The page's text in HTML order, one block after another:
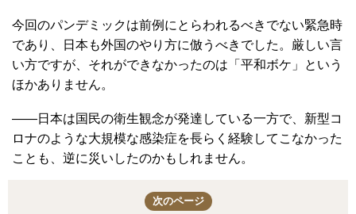
今回のパンデミックは前例にとらわれるべきでない緊急時
であり、日本も外国のやり方に倣うべきでした。厳しい言
い方ですが、それができなかったのは「平和ボケ」という
ほかありません。
――日本は国民の衛生観念が発達している一方で、新型コ
ロナのような大規模な感染症を長らく経験してこなかった
ことも、逆に災いしたのかもしれません。
次のページ